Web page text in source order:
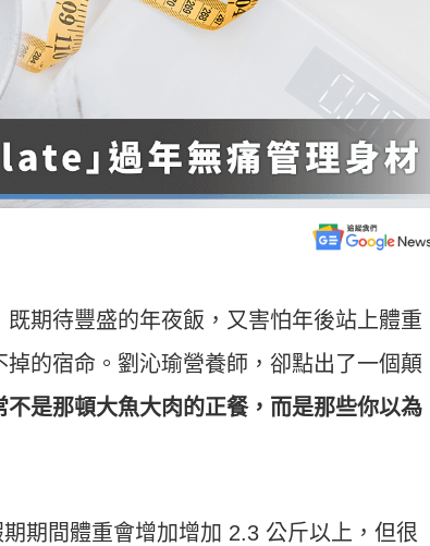
期待豐盛的年夜飯，又害怕年後站上體重
的宿命。劉沁瑜營養師，卻點出了一個顛
不是那頓大魚大肉的正餐，而是那些你以為
期間體重會增加增加 2.3 公斤以上，但很